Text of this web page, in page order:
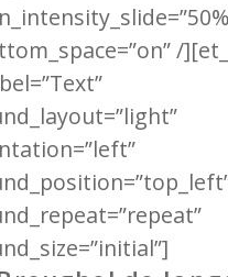
/